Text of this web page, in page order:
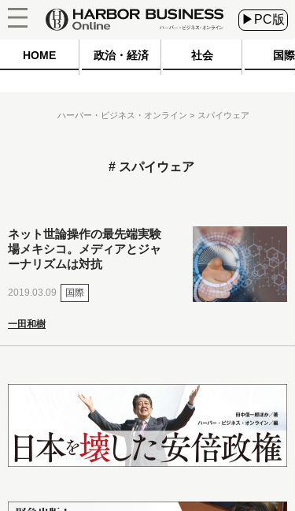
▶PC版
HOME 政治・経済 社会 国際
ハーバー・ビジネス・オンライン スパイウェア
スパイウェア
ネット世論操作の最先端実験
場メキシコ。メディアとジャ
ーナリズムは対抗
2019.03.09 国際
一田和樹